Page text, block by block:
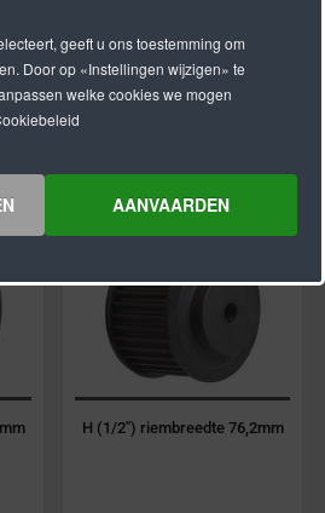
H (1/2") riembreedte 38,1mm
H (1/2") riembreedte 76,2mm
geeft u ons toestemming om
Door op «Instellingen wijzigen» te
welke cookies we mogen
AANVAARDEN